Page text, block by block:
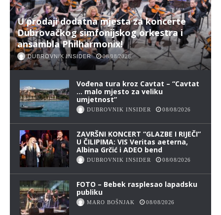
U prodaji dodatna mjesta za koncerte
Dubrovačkog simfonijskog orkestra i
ansambla Philharmonix!
DUBROVNIK INSIDER 08/08/2026
Vođena tura kroz Cavtat – “Cavtat
… malo mjesto za veliku
umjetnost”
DUBROVNIK INSIDER 08/08/2026
ZAVRŠNI KONCERT “GLAZBE I RIJEČI”
U ČILIPIMA: VIS Veritas aeterna,
Albina Grčić i ADEO bend
DUBROVNIK INSIDER 08/08/2026
FOTO – Bebek rasplesao lapadsku
publiku
MARO BOŠNJAK 08/08/2026